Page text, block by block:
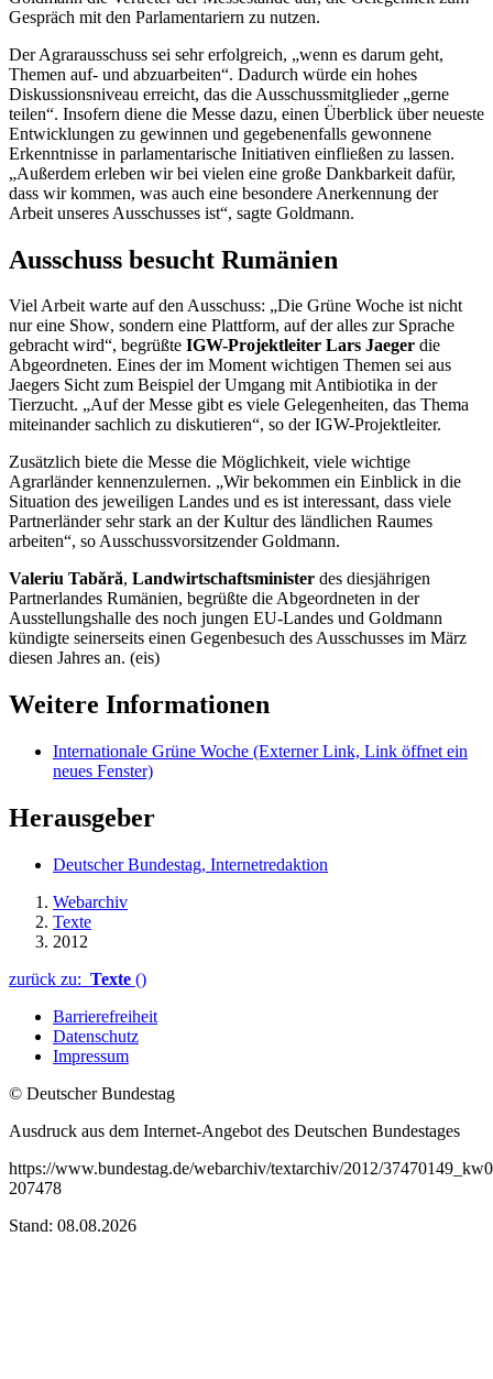
Gespräch mit den Parlamentariern zu nutzen.
Der Agrarausschuss sei sehr erfolgreich, „wenn es darum geht,
Themen auf- und abzuarbeiten“. Dadurch würde ein hohes
Diskussionsniveau erreicht, das die Ausschussmitglieder „gerne
teilen“. Insofern diene die Messe dazu, einen Überblick über neueste
Entwicklungen zu gewinnen und gegebenenfalls gewonnene
Erkenntnisse in parlamentarische Initiativen einfließen zu lassen.
„Außerdem erleben wir bei vielen eine große Dankbarkeit dafür,
dass wir kommen, was auch eine besondere Anerkennung der
Arbeit unseres Ausschusses ist“, sagte Goldmann.
Ausschuss besucht Rumänien
Viel Arbeit warte auf den Ausschuss: „Die Grüne Woche ist nicht
nur eine Show, sondern eine Plattform, auf der alles zur Sprache
gebracht wird“, begrüßte IGW-Projektleiter Lars Jaeger die
Abgeordneten. Eines der im Moment wichtigen Themen sei aus
Jaegers Sicht zum Beispiel der Umgang mit Antibiotika in der
Tierzucht. „Auf der Messe gibt es viele Gelegenheiten, das Thema
miteinander sachlich zu diskutieren“, so der IGW-Projektleiter.
Zusätzlich biete die Messe die Möglichkeit, viele wichtige
Agrarländer kennenzulernen. „Wir bekommen ein Einblick in die
Situation des jeweiligen Landes und es ist interessant, dass viele
Partnerländer sehr stark an der Kultur des ländlichen Raumes
arbeiten“, so Ausschussvorsitzender Goldmann.
Valeriu Tabără, Landwirtschaftsminister des diesjährigen
Partnerlandes Rumänien, begrüßte die Abgeordneten in der
Ausstellungshalle des noch jungen EU-Landes und Goldmann
kündigte seinerseits einen Gegenbesuch des Ausschusses im März
diesen Jahres an. (eis)
Weitere Informationen
Internationale Grüne Woche (Externer Link, Link öffnet ein
neues Fenster)
Herausgeber
Deutscher Bundestag, Internetredaktion
Webarchiv
Texte
2012
zurück zu: Texte ()
Barrierefreiheit
Datenschutz
Impressum
© Deutscher Bundestag
Ausdruck aus dem Internet-Angebot des Deutschen Bundestages
https://www.bundestag.de/webarchiv/textarchiv/2012/
207478
Stand: 08.08.2026